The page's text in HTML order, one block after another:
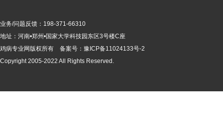
业务/问题反馈：198-371-66310
地址：河南•郑州•国家大学科技园东区3号楼C座
鸡病专业网版权所有 备案号： 豫ICP备11024133号-2
Copyright 2005-2022 All Rights Reserved.